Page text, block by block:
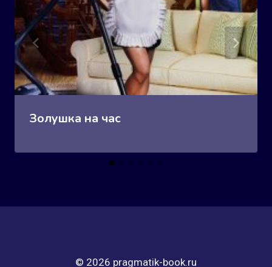
Золушка на час
© 2026 pragmatik-book.ru